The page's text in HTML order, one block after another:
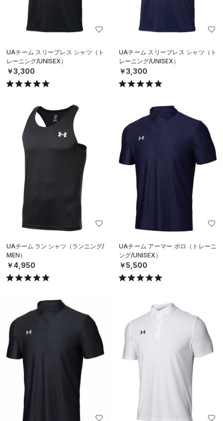
UAチーム スリーブレス シャツ（ト
レーニング/UNISEX）
￥3,300
UAチーム スリーブレス シャツ（ト
レーニング/UNISEX）
￥3,300
UAチーム ラン シャツ（ランニング/
MEN）
￥4,950
UAチーム アーマー ポロ（トレーニ
ング/UNISEX）
￥5,500